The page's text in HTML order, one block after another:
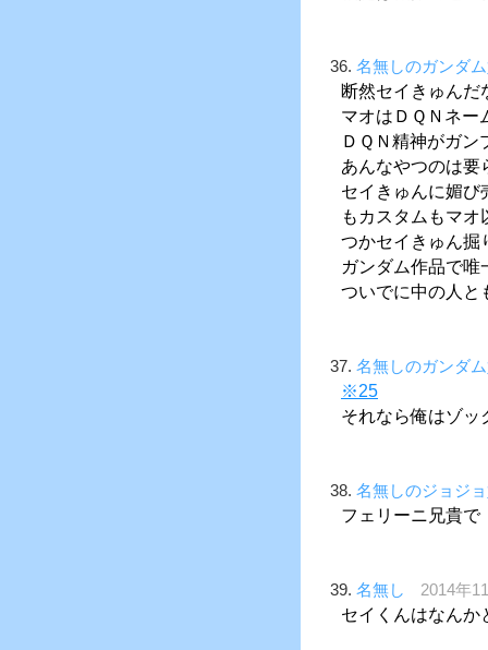
36. 名無しのガンダ
断然セイきゅんだ
マオはＤＱＮネー
ＤＱＮ精神がガ
あんなやつのは要
セイきゅんに媚び
もカスタムもマ
つかセイきゅん掘
ガンダム作品で唯
ついでに中の人と
37. 名無しのガンダ
※25
それなら俺はゾッ
38. 名無しのジョジ
フェリーニ兄貴で
39. 名無し 2014年
セイくんはなんか